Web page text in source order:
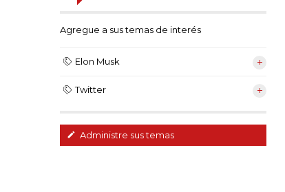
Agregue a sus temas de interés
Elon Musk
Twitter
Administre sus temas